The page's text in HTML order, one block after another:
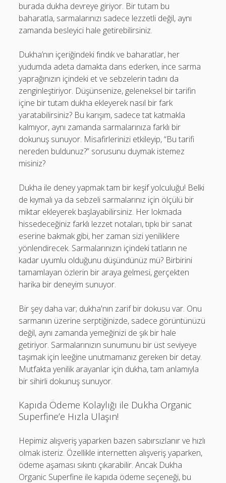
burada dukha devreye giriyor. Bir tutam bu
baharatla, sarmalarınızı sadece lezzetli değil, aynı
zamanda besleyici hale getirebilirsiniz.
Dukha’nın içeriğindeki fındık ve baharatlar, her
yudumda adeta damakta dans ederken, ince sarma
yaprağınızın içindeki et ve sebzelerin tadını da
zenginleştiriyor. Düşünsenize, geleneksel bir tarifin
içine bir tutam dukha ekleyerek nasıl bir fark
yaratabilirsiniz? Bu karışım, sadece tat katmakla
kalmıyor, aynı zamanda sarmalarınıza farklı bir
dokunuş sunuyor. Misafirlerinizi etkileyip, “Bu tarifi
nereden buldunuz?” sorusunu duymak istemez
misiniz?
Dukha ile deney yapmak tam bir keşif yolculuğu! Belki
de kıymalı ya da sebzeli sarmalarınız için ölçülü bir
miktar ekleyerek başlayabilirsiniz. Her lokmada
hissedeceğiniz farklı lezzet notaları, tıpkı bir sanat
eserine bakmak gibi, her zaman sizi yeniliklere
yönlendirecek. Sarmalarınızın içindeki tatların ne
kadar uyumlu olduğunu düşündünüz mü? Birbirini
tamamlayan özlerin bir araya gelmesi, gerçekten
harika bir deneyim sunuyor.
Bir şey daha var; dukha'nın zarif bir dokusu var. Onu
sarmanın üzerine serptiğinizde, sadece görüntünüzü
değil, aynı zamanda yemeğinizi de şık bir hale
getiriyor. Sarmalarınızın sunumunu bir üst seviyeye
taşımak için leeğine unutmamanız gereken bir detay.
Mutfakta yenilik arayanlar için dukha, tam anlamıyla
bir sihirli dokunuş sunuyor.
Kapıda Ödeme Kolaylığı ile Dukha Organic
Superfine’e Hızla Ulaşın!
Hepimiz alışveriş yaparken bazen sabırsızlanır ve hızlı
olmak isteriz. Özellikle internetten alışveriş yaparken,
ödeme aşaması sıkıntı çıkarabilir. Ancak Dukha
Organic Superfine ile kapıda ödeme seçeneği, bu